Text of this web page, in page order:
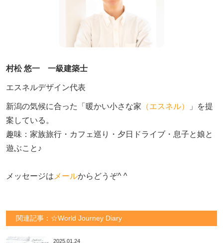
村松 悠一 一級建築士
エスネルデザイン代表
新潟の気候に合った「暖かい小さな家 （エスネル）
」を提
案している。
趣味：家族旅行・カフェ巡り・夕日ドライブ・息子と娘と
遊ぶこと♪
メッセージは メールからどうぞ^ ^
関連記事：☆World Journey Diary
2025.01.24